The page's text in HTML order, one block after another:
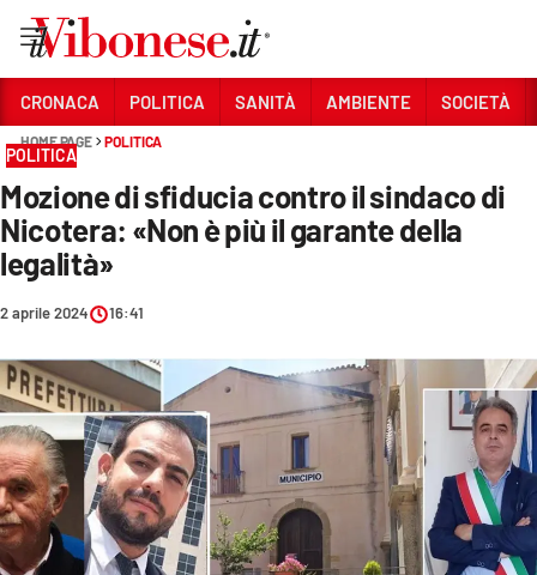
Sezioni
CRONACA
POLITICA
SOCIETÀ
CULTURA
ECONOMIA E LAVORO
EVENTI
CRONACA POLITICA SANITÀ AMBIENTE SOCIETÀ
HOME PAGE POLITICA
POLITICA
Mozione di sfiducia contro il sindaco di
Nicotera: «Non è più il garante della
legalità»
2 aprile 2024 16:41